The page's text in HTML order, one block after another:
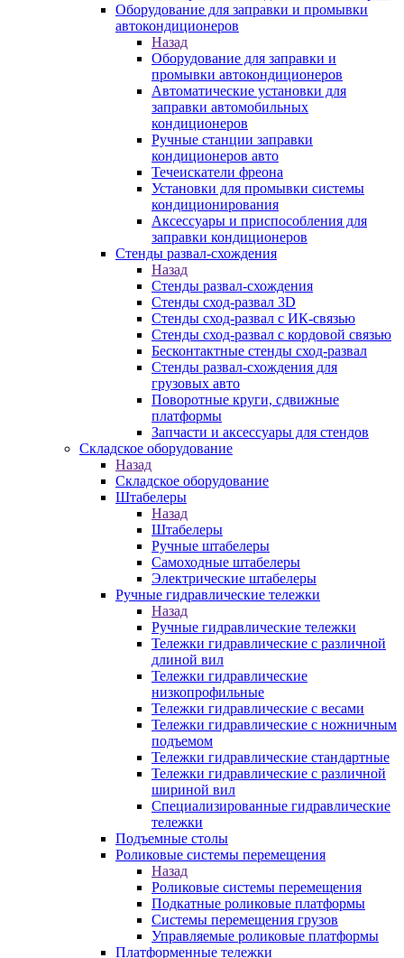
Оборудование для заправки и промывки
автокондиционеров
Назад
Оборудование для заправки и
промывки автокондиционеров
Автоматические установки для
заправки автомобильных
кондиционеров
Ручные станции заправки
кондиционеров авто
Течеискатели фреона
Установки для промывки системы
кондиционирования
Аксессуары и приспособления для
заправки кондиционеров
Стенды развал-схождения
Назад
Стенды развал-схождения
Стенды сход-развал 3D
Стенды сход-развал с ИК-связью
Стенды сход-развал с кордовой связью
Бесконтактные стенды сход-развал
Стенды развал-схождения для
грузовых авто
Поворотные круги, сдвижные
платформы
Запчасти и аксессуары для стендов
Складское оборудование
Назад
Складское оборудование
Штабелеры
Назад
Штабелеры
Ручные штабелеры
Самоходные штабелеры
Электрические штабелеры
Ручные гидравлические тележки
Назад
Ручные гидравлические тележки
Тележки гидравлические с различной
длиной вил
Тележки гидравлические
низкопрофильные
Тележки гидравлические с весами
Тележки гидравлические с ножничным
подъемом
Тележки гидравлические стандартные
Тележки гидравлические с различной
шириной вил
Специализированные гидравлические
тележки
Подъемные столы
Роликовые системы перемещения
Назад
Роликовые системы перемещения
Подкатные роликовые платформы
Системы перемещения грузов
Управляемые роликовые платформы
Платформенные тележки